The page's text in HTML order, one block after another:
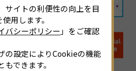
サイトの利便性の向上を目
用します。
バシーポリシー 」をご確認
の設定によりCookieの機能
できます。